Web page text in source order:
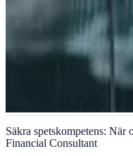
Kvalificerad finansiell
Våra expertcertifierade
Säkra spetskompetens: När
Financial Consultant